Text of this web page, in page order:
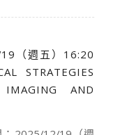
（週五）16:20
STRATEGIES
AND